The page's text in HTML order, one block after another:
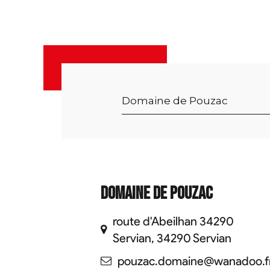
Domaine de Pouzac
route d'Abeilhan 34290
Servian, 34290 Servian